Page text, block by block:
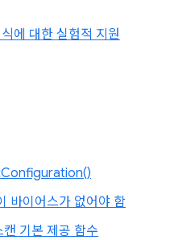
에 대한 실험적 지원
바이어스가 없어야 함
기본 제공 함수